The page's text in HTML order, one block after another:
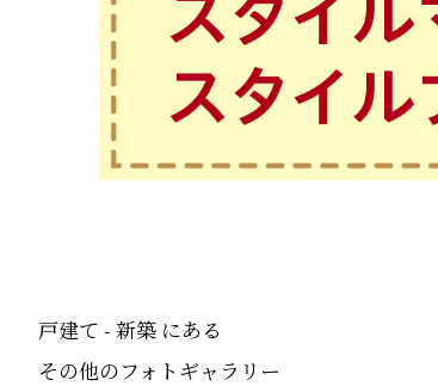
戸建て - 新築 にある
その他のフォトギャラリー